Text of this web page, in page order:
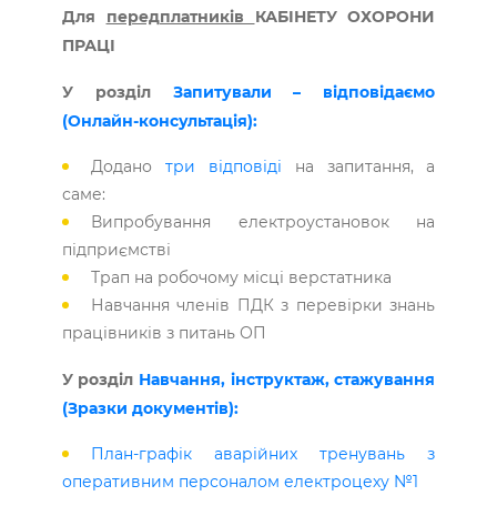
Для передплатників КАБІНЕТУ ОХОРОНИ
ПРАЦІ
У розділ Запитували – відповідаємо
(Онлайн-консультація):
Додано три відповіді на запитання, а
саме:
Випробування електроустановок на
підприємстві
Трап на робочому місці верстатника
Навчання членів ПДК з перевірки знань
працівників з питань ОП
У розділ Навчання, інструктаж, стажування
(Зразки документів):
План-графік аварійних тренувань з
оперативним персоналом електроцеху №1